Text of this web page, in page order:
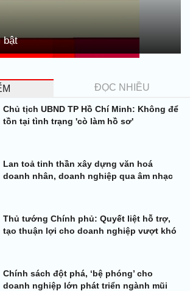
bật
ĐỌC NHIỀU
Chủ tịch UBND TP Hồ Chí Minh: Không để
tồn tại tình trạng 'cò làm hồ sơ'
Lan toả tinh thần xây dựng văn hoá
doanh nhân, doanh nghiệp qua âm nhạc
Thủ tướng Chính phủ: Quyết liệt hỗ trợ,
tạo thuận lợi cho doanh nghiệp vượt khó
Chính sách đột phá, ‘bệ phóng’ cho
doanh nghiệp lớn phát triển ngành mũi